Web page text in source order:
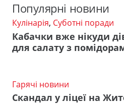
Популярні новини
Кулінарія, Суботні поради
Кабачки вже нікуди
для салату з
Гарячі новини
Скандал у ліцеї на